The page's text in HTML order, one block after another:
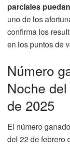
parciales
uno de los
confirma los
en los puntos de
Número
Noche
de 2025
El número
del 22 de febrero